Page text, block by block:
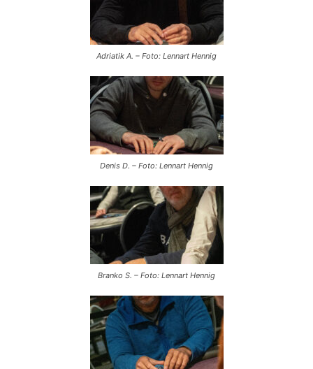
Adriatik A. – Foto: Lennart Hennig
Denis D. – Foto: Lennart Hennig
Branko S. – Foto: Lennart Hennig